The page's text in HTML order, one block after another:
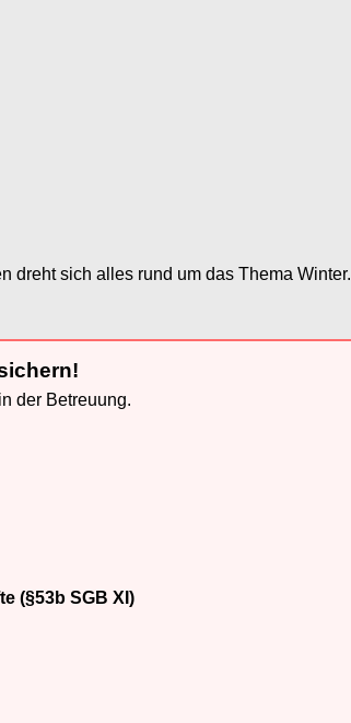
dreht sich alles rund um das Thema Winter.
der Betreuung.
(§53b SGB XI)